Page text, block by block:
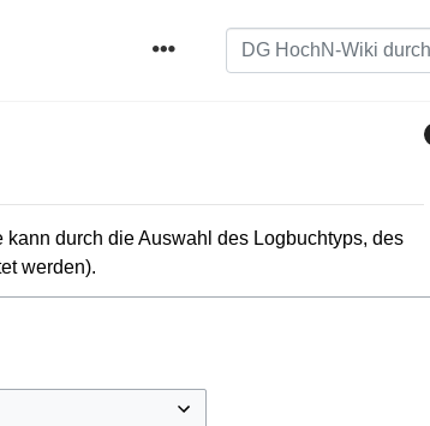
durch die Auswahl des Logbuchtyps, des
werden).